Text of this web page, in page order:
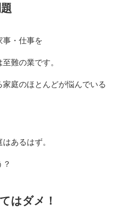
事・仕事を
難の業です。
庭のほとんどが悩んでいる
あるはず。
はダメ！